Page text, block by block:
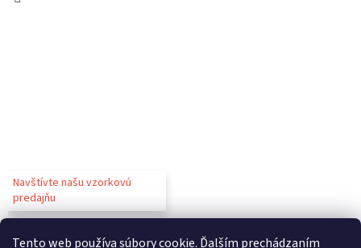
Tento web používa súbory cookie. Ďalším prechádzaním
Navštívte našu vzorkovú
predajňu